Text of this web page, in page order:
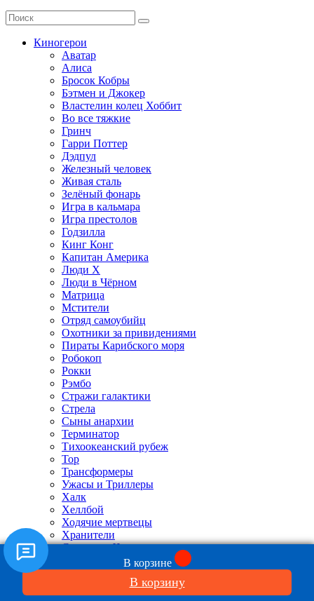
В корзине
В корзину
Киногерои
Аватар
Алиса
Бросок Кобры
Бэтмен и Джокер
Властелин колец Хоббит
Во все тяжкие
Гринч
Гарри Поттер
Дэдпул
Железный человек
Живая сталь
Зелёный фонарь
Игра в кальмара
Игра престолов
Годзилла
Кинг Конг
Капитан Америка
Люди X
Люди в Чёрном
Матрица
Мстители
Отряд самоубийц
Охотники за привидениями
Пираты Карибского моря
Робокоп
Рокки
Рэмбо
Стражи галактики
Стрела
Сыны анархии
Терминатор
Тихоокеанский рубеж
Тор
Трансформеры
Ужасы и Триллеры
Халк
Хеллбой
Ходячие мертвецы
Хранители
Супермен Человек из стали
Человек муравей
Человек паук
Чужой и Хищник
Хищник